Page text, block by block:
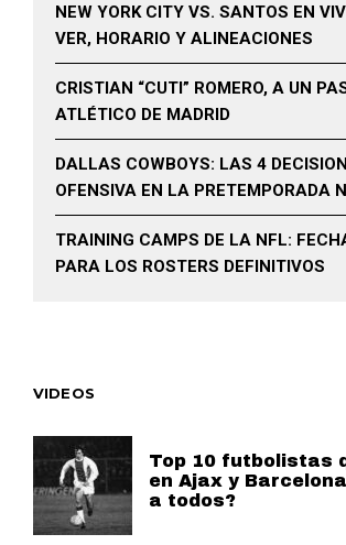
NEW YORK CITY VS. SANTOS EN
VER, HORARIO Y ALINEACIONES
CRISTIAN “CUTI” ROMERO, A UN
ATLÉTICO DE MADRID
DALLAS COWBOYS: LAS 4
OFENSIVA EN LA PRETEMPORADA
TRAINING CAMPS DE LA NFL:
PARA LOS ROSTERS DEFINITIVOS
VIDEOS
Top 10 futbolistas
en Ajax y
a todos?